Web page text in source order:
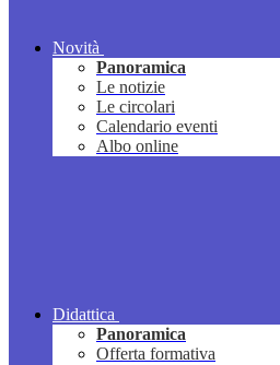
Novità
Panoramica
Le notizie
Le circolari
Calendario eventi
Albo online
Didattica
Panoramica
Offerta formativa